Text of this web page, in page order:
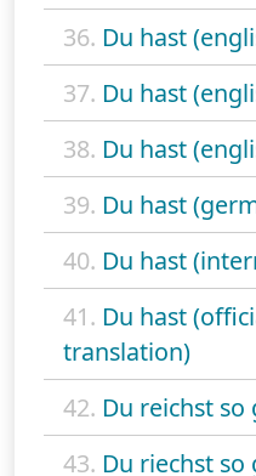
36. Du hast
37. Du hast
38. Du hast
39. Du hast
40. Du hast
41. Du hast
translation)
42. Du reichst so
43. Du riechst